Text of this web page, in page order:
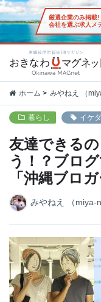
厳選企業のみ掲載!
会社を選ぶ求人メ
ホーム みやねえ （
暮らし イケ
友達できる
う！？ブロ
「沖縄ブロ
みやねえ （miya-